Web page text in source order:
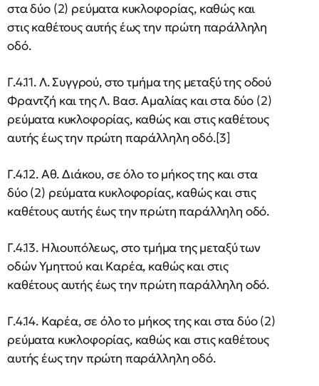
στα δύο (2) ρεύματα κυκλοφορίας, καθώς και
στις καθέτους αυτής έως την πρώτη παράλληλη
οδό.
Γ.4.11. Λ. Συγγρού, στο τμήμα της μεταξύ της οδού
Φραντζή και της Λ. Βασ. Αμαλίας και στα δύο (2)
ρεύματα κυκλοφορίας, καθώς και στις καθέτους
αυτής έως την πρώτη παράλληλη οδό.[3]
Γ.4.12. Αθ. Διάκου, σε όλο το μήκος της και στα
δύο (2) ρεύματα κυκλοφορίας, καθώς και στις
καθέτους αυτής έως την πρώτη παράλληλη οδό.
Γ.4.13. Ηλιουπόλεως, στο τμήμα της μεταξύ των
οδών Υμηττού και Καρέα, καθώς και στις
καθέτους αυτής έως την πρώτη παράλληλη οδό.
Γ.4.14. Καρέα, σε όλο το μήκος της και στα δύο (2)
ρεύματα κυκλοφορίας, καθώς και στις καθέτους
αυτής έως την πρώτη παράλληλη οδό.